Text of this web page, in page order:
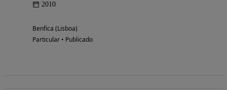
2010
Benfica (Lisboa)
Particular • Publicado